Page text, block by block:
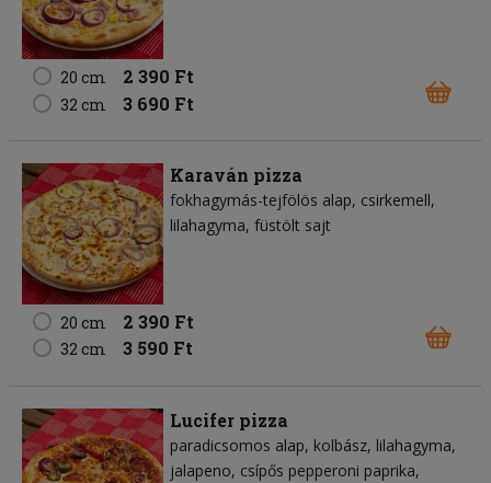
20 cm 2 390 Ft
32 cm 3 690 Ft
Karaván pizza
fokhagymás-tejfölös alap csirkemell
lilahagyma füstölt sajt
20 cm 2 390 Ft
32 cm 3 590 Ft
Lucifer pizza
paradicsomos alap kolbász lilahagyma
jalapeno csípős pepperoni paprika